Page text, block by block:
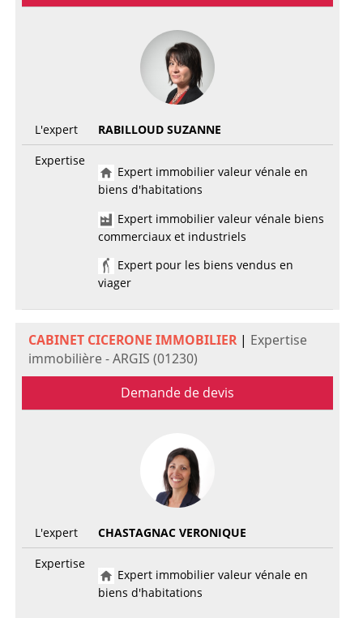
L'expert
RABILLOUD SUZANNE
Expertise
Expert immobilier valeur vénale en
biens d'habitations
Expert immobilier valeur vénale biens
commerciaux et industriels
Expert pour les biens vendus en
viager
CABINET CICERONE IMMOBILIER| Expertise
immobilière - ARGIS (01230)
Demande de devis
L'expert
CHASTAGNAC VERONIQUE
Expertise
Expert immobilier valeur vénale en
biens d'habitations